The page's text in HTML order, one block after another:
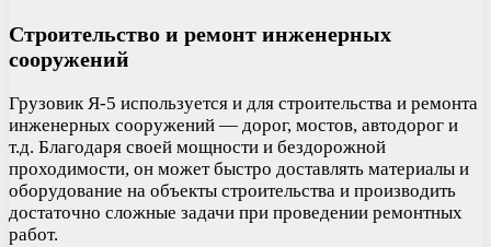
Строительство и ремонт инженерных
сооружений
Грузовик Я-5 используется и для строительства и ремонта
инженерных сооружений — дорог, мостов, автодорог и
т.д. Благодаря своей мощности и бездорожной
проходимости, он может быстро доставлять материалы и
оборудование на объекты строительства и производить
достаточно сложные задачи при проведении ремонтных
работ.